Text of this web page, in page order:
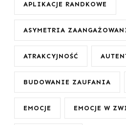
APLIKACJE RANDKOWE
ASYMETRIA
ATRAKCYJNOŚĆ
BUDOWANIE ZAUFANIA
EMOCJE EMOCJE W